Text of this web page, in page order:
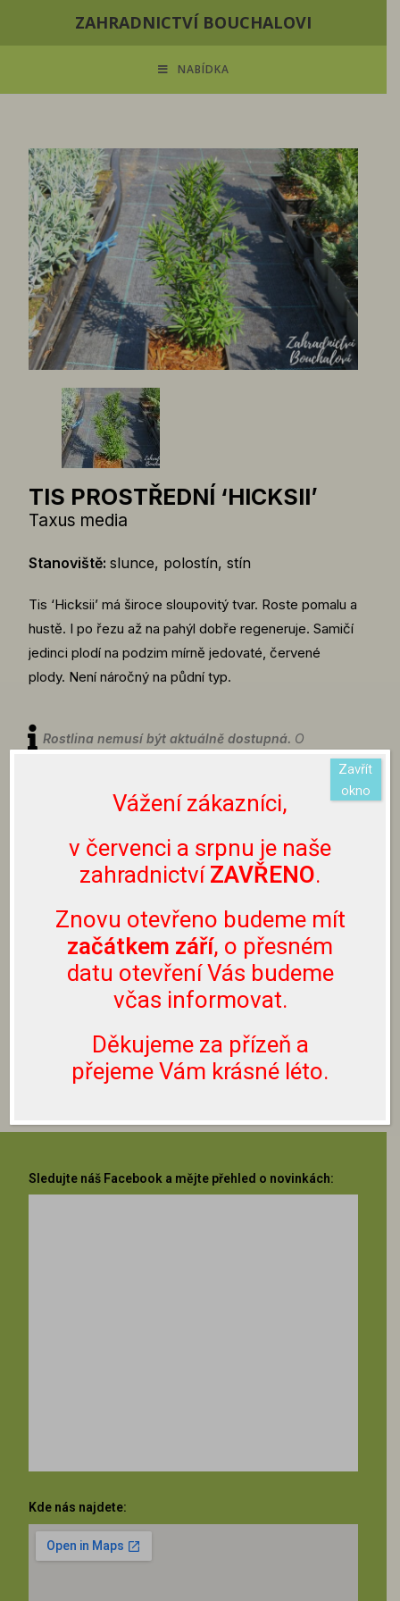
ZAHRADNICTVÍ BOUCHALOVI
NABÍDKA
TIS PROSTŘEDNÍ ‘HICKSII’
Taxus media
Stanoviště: slunce, polostín, stín
Tis ‘Hicksii’ má široce sloupovitý tvar. Roste pomalu a
hustě. I po řezu až na pahýl dobře regeneruje. Samičí
jedinci plodí na podzim mírně jedovaté, červené
plody. Není náročný na půdní typ.
Rostlina nemusí být aktuálně dostupná. O
aktuální dostupnosti rostlin se můžete informovat
prostřednictvím Facebooku či Instagramu.
k těmto účelům.
zahradnictví, nezasíláme je.
ZPĚT NA JEHLIČNANY
Sledujte náš Facebook a mějte přehled o novinkách:
Kde nás najdete:
Vážení zákazníci,
v červenci a srpnu je naše
zahradnictví ZAVŘENO.
Znovu otevřeno budeme mít
začátkem září, o přesném
datu otevření Vás budeme
včas informovat.
Děkujeme za přízeň a
přejeme Vám krásné léto.
Zavřít
okno